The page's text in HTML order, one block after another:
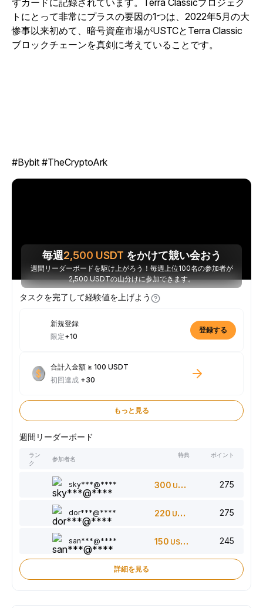
ずカードに記録されています。Terra Classicプロジェク
トにとって非常にプラスの要因の1つは、2022年5月の大
惨事以来初めて、暗号資産市場がUSTCとTerra Classic
ブロックチェーンを真剣に考えていることです。
#Bybit #TheCryptoArk
毎週2,500 USDT をかけて競い会おう
週間リーダーボードを駆け上がろう！毎週上位100名の参加者が
2,500 USDTの山分けに参加できます。
タスクを完了して経験値を上げよう
新規登録
限定+10
登録する
合計入金額 ≥ 100 USDT
初回達成 +30
もっと見る
週間リーダーボード
ラン
ク
参加者名
特典 ポイント
sky***@**** 300 USDT 275
dor***@**** 220 USDT 275
san***@**** 150 USDT 245
詳細を見る